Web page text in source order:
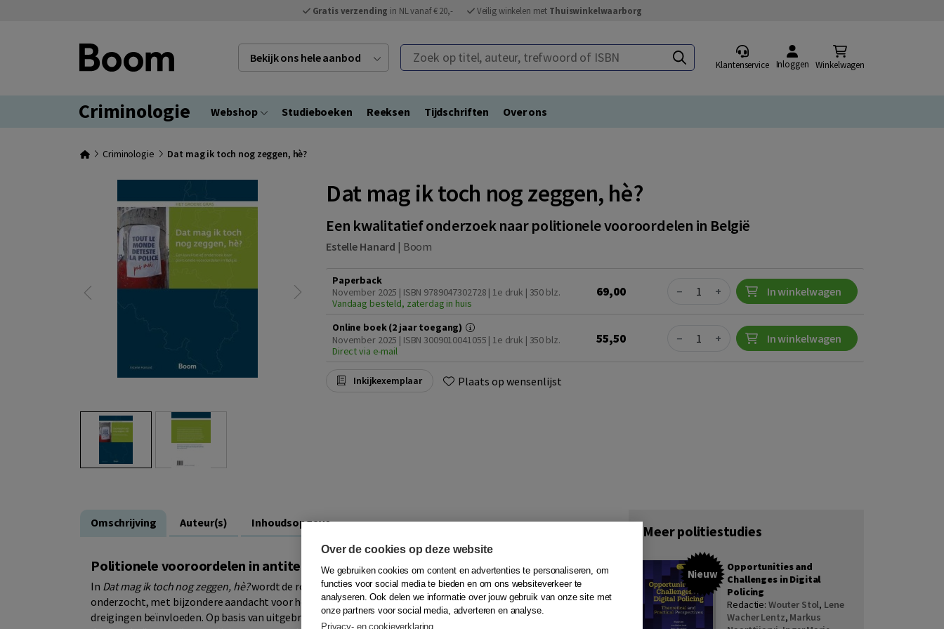
Gratis verzending in NL vanaf € 20,- Veilig winkelen met Thuiswinkelwaarborg
Bekijk ons hele aanbod Zoek op titel, auteur, trefwoord of ISBN
Klantenservice Inloggen Winkelwagen
Criminologie Webshop Studieboeken Reeksen Tijdschriften Over ons
Criminologie Dat mag ik toch nog zeggen, hè?
Dat mag ik toch nog zeggen, hè?
Een kwalitatief onderzoek naar politionele vooroordelen in België
Estelle Hanard | Boom
Paperback
November 2025 | ISBN 9789047302728 | 1e druk | 350 blz.
Vandaag besteld, zaterdag in huis
69,00 Quantity
− + In winkelwagen
Online boek (2 jaar toegang)
November 2025 | ISBN 3009010041055 | 1e druk | 350 blz.
Direct via e-mail
55,50 Quantity
− + In winkelwagen
Inkijkexemplaar Plaats op wensenlijst
Omschrijving Auteur(s) Inhoudsopgave
Politionele vooroordelen in antiterrorismestrategieën
In Dat mag ik toch nog zeggen, hè?wordt de rol van politionele vooroordelen in antiterrorismestrategieën
onderzocht, met bijzondere aandacht voor hoe deze vooroordelen de identificatie van potentiële
dreigingen beïnvloeden. Op basis van uitgebreid sociaalpsychologisch en criminologisch onderzoek blijkt
Meer politiestudies
Nieuw
Opportunities and
Challenges in Digital
Policing
Redactie: Wouter Stol, Lene
Wacher Lentz, Markus
Over de cookies op deze website
We gebruiken cookies om content en advertenties te personaliseren, om
functies voor social media te bieden en om ons websiteverkeer te
analyseren. Ook delen we informatie over jouw gebruik van onze site met
onze partners voor social media, adverteren en analyse.
Privacy- en cookieverklaring